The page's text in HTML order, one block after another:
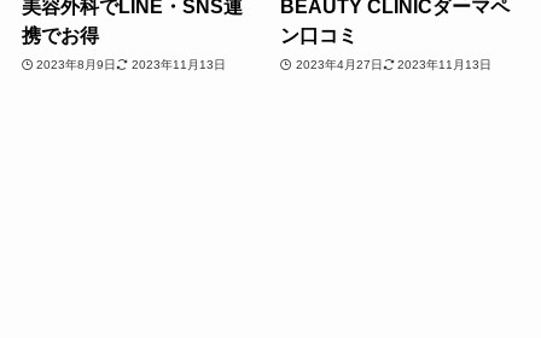
美容外科でLINE・SNS連
携でお得
2023年8月9日 2023年11月13日
BEAUTY CLINICダーマペ
ン口コミ
2023年4月27日 2023年11月13日